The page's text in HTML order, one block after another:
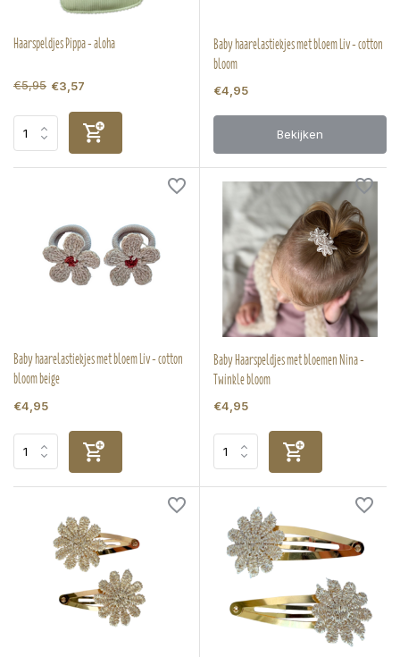
Haarspeldjes Pippa - aloha
€5,95 €3,57
Baby haarelastiekjes met bloem Liv - cotton
bloom
€4,95
Bekijken
Baby haarelastiekjes met bloem Liv - cotton
bloom beige
€4,95
Baby Haarspeldjes met bloemen Nina -
Twinkle bloom
€4,95